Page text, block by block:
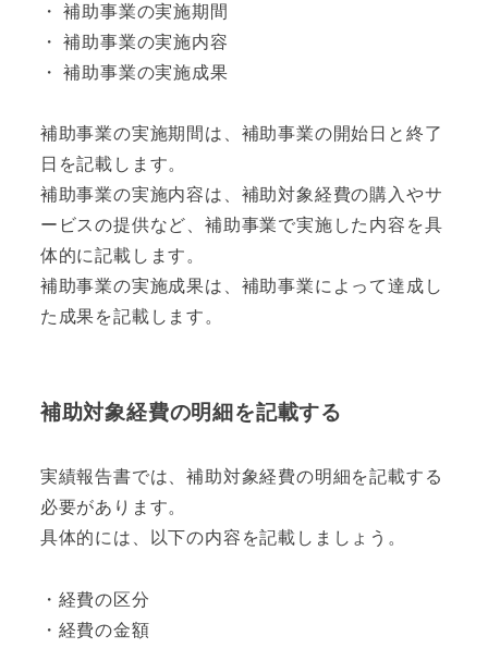
・ 補助事業の実施期間
・ 補助事業の実施内容
・ 補助事業の実施成果
補助事業の実施期間は、補助事業の開始日と終了
日を記載します。
補助事業の実施内容は、補助対象経費の購入やサ
ービスの提供など、補助事業で実施した内容を具
体的に記載します。
補助事業の実施成果は、補助事業によって達成し
た成果を記載します。
補助対象経費の明細を記載する
実績報告書では、補助対象経費の明細を記載する
必要があります。
具体的には、以下の内容を記載しましょう。
・経費の区分
・経費の金額